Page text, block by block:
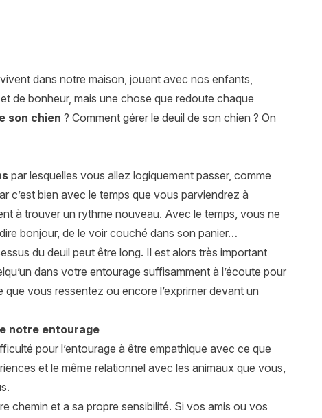
dans notre maison, jouent avec nos enfants,
de bonheur, mais une chose que redoute chaque
son chien ? Comment gérer le deuil de son chien ? On
par lesquelles vous allez logiquement passer, comme
c’est bien avec le temps que vous parviendrez à
à trouver un rythme nouveau. Avec le temps, vous ne
bonjour, de le voir couché dans son panier…
du deuil peut être long. Il est alors très important
dans votre entourage suffisamment à l’écoute pour
vous ressentez ou encore l’exprimer devant un
notre entourage
pour l’entourage à être empathique avec ce que
et le même relationnel avec les animaux que vous,
chemin et a sa propre sensibilité. Si vos amis ou vos